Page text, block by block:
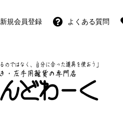
新規会員登録 よくある質問